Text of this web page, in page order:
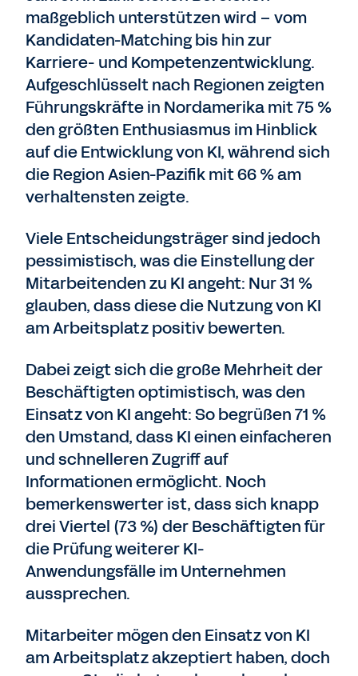
maßgeblich unterstützen wird – vom
Kandidaten-Matching bis hin zur
Karriere- und Kompetenzentwicklung.
Aufgeschlüsselt nach Regionen zeigten
Führungskräfte in Nordamerika mit 75 %
den größten Enthusiasmus im Hinblick
auf die Entwicklung von KI, während sich
die Region Asien-Pazifik mit 66 % am
verhaltensten zeigte.
Viele Entscheidungsträger sind jedoch
pessimistisch, was die Einstellung der
Mitarbeitenden zu KI angeht: Nur 31 %
glauben, dass diese die Nutzung von KI
am Arbeitsplatz positiv bewerten.
Dabei zeigt sich die große Mehrheit der
Beschäftigten optimistisch, was den
Einsatz von KI angeht: So begrüßen 71 %
den Umstand, dass KI einen einfacheren
und schnelleren Zugriff auf
Informationen ermöglicht. Noch
bemerkenswerter ist, dass sich knapp
drei Viertel (73 %) der Beschäftigten für
die Prüfung weiterer KI-
Anwendungsfälle im Unternehmen
aussprechen.
Mitarbeiter mögen den Einsatz von KI
am Arbeitsplatz akzeptiert haben, doch